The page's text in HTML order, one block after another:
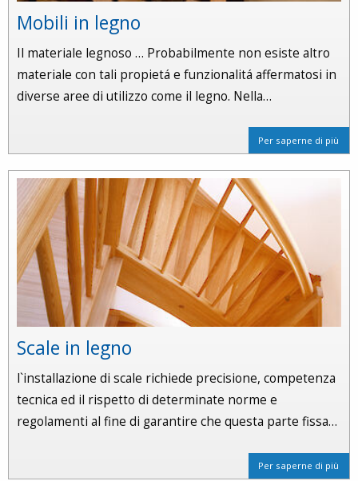
Mobili in legno
Il materiale legnoso … Probabilmente non esiste altro
materiale con tali propietá e funzionalitá affermatosi in
diverse aree di utilizzo come il legno. Nella…
Per saperne di più
Scale in legno
l`installazione di scale richiede precisione, competenza
tecnica ed il rispetto di determinate norme e
regolamenti al fine di garantire che questa parte fissa…
Per saperne di più